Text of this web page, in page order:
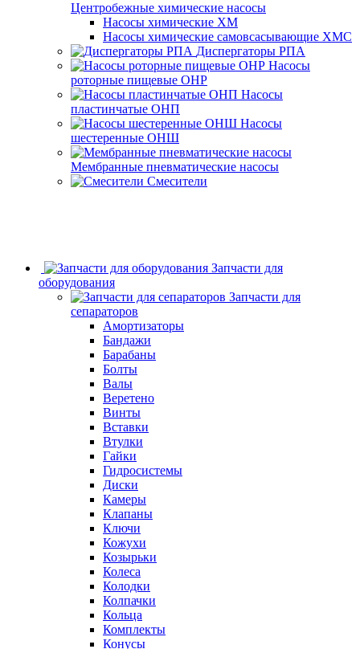
Центробежные химические насосы
Насосы химические ХМ
Насосы химические самовсасывающие ХМС
Диспергаторы РПА
Насосы
роторные пищевые ОНР
Насосы
пластинчатые ОНП
Насосы
шестеренные ОНШ
Мембранные пневматические насосы
Смесители
Запчасти для
оборудования
Запчасти для
сепараторов
Амортизаторы
Бандажи
Барабаны
Болты
Валы
Веретено
Винты
Вставки
Втулки
Гайки
Гидросистемы
Диски
Камеры
Клапаны
Ключи
Кожухи
Козырьки
Колеса
Колодки
Колпачки
Кольца
Комплекты
Конусы